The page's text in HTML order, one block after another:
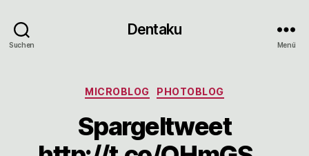
Suchen
Dentaku
Menü
Kategorien
MICROBLOG PHOTOBLOG
Spargeltweet